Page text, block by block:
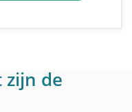
zijn de